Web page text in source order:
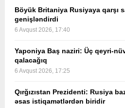
Böyük Britaniya Rusiyaya qarşı
genişləndirdi
6 Avqust 2026, 17:40
Yaponiya Baş naziri: Üç qeyri-
qalacağıq
6 Avqust 2026, 17:25
Qırğızıstan Prezidenti: Rusiya
əsas istiqamətlərdən biridir